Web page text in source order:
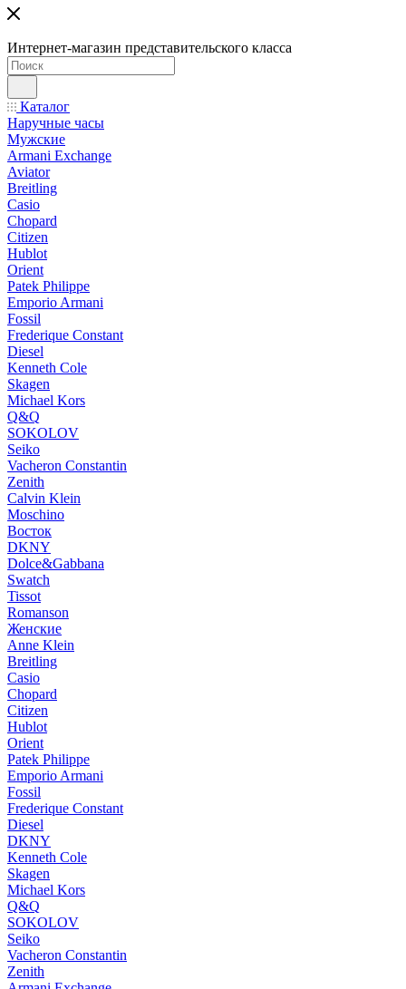
Интернет-магазин представительского класса
Каталог
Наручные часы
Мужские
Armani Exchange
Aviator
Breitling
Casio
Chopard
Citizen
Hublot
Orient
Patek Philippe
Emporio Armani
Fossil
Frederique Constant
Diesel
Kenneth Cole
Skagen
Michael Kors
Q&Q
SOKOLOV
Seiko
Vacheron Constantin
Zenith
Calvin Klein
Moschino
Восток
DKNY
Dolce&Gabbana
Swatch
Tissot
Romanson
Женские
Anne Klein
Breitling
Casio
Chopard
Citizen
Hublot
Orient
Patek Philippe
Emporio Armani
Fossil
Frederique Constant
Diesel
DKNY
Kenneth Cole
Skagen
Michael Kors
Q&Q
SOKOLOV
Seiko
Vacheron Constantin
Zenith